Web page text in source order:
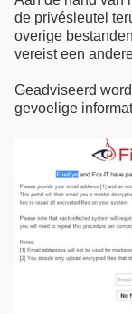
de privésleutel
overige
vereist een
Geadviseerd
gevoelige